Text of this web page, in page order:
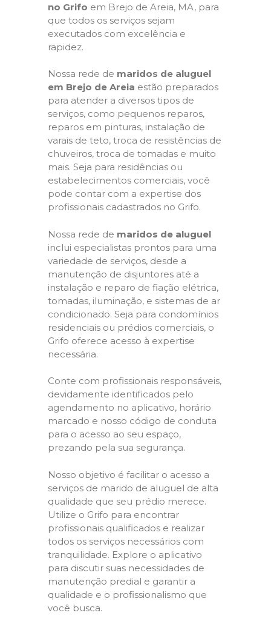
no Grifo em Brejo de Areia, MA, para
que todos os serviços sejam
executados com excelência e
rapidez.
Nossa rede de maridos de aluguel
em Brejo de Areia estão preparados
para atender a diversos tipos de
serviços, como pequenos reparos,
reparos em pinturas, instalação de
varais de teto, troca de resistências de
chuveiros, troca de tomadas e muito
mais. Seja para residências ou
estabelecimentos comerciais, você
pode contar com a expertise dos
profissionais cadastrados no Grifo.
Nossa rede de maridos de aluguel
inclui especialistas prontos para uma
variedade de serviços, desde a
manutenção de disjuntores até a
instalação e reparo de fiação elétrica,
tomadas, iluminação, e sistemas de ar
condicionado. Seja para condomínios
residenciais ou prédios comerciais, o
Grifo oferece acesso à expertise
necessária.
Conte com profissionais responsáveis,
devidamente identificados pelo
agendamento no aplicativo, horário
marcado e nosso código de conduta
para o acesso ao seu espaço,
prezando pela sua segurança.
Nosso objetivo é facilitar o acesso a
serviços de marido de aluguel de alta
qualidade que seu prédio merece.
Utilize o Grifo para encontrar
profissionais qualificados e realizar
todos os serviços necessários com
tranquilidade. Explore o aplicativo
para discutir suas necessidades de
manutenção predial e garantir a
qualidade e o profissionalismo que
você busca.